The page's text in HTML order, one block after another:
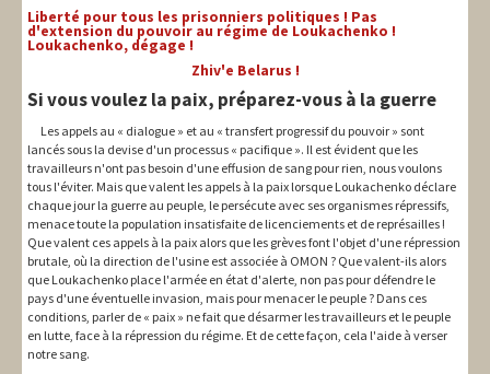
Liberté pour tous les prisonniers politiques ! Pas
d'extension du pouvoir au régime de Loukachenko !
Loukachenko, dégage !
Zhiv'e Belarus !
Si vous voulez la paix, préparez-vous à la guerre
Les appels au « dialogue » et au « transfert progressif du pouvoir » sont
lancés sous la devise d'un processus « pacifique ». Il est évident que les
travailleurs n'ont pas besoin d'une effusion de sang pour rien, nous voulons
tous l'éviter. Mais que valent les appels à la paix lorsque Loukachenko déclare
chaque jour la guerre au peuple, le persécute avec ses organismes répressifs,
menace toute la population insatisfaite de licenciements et de représailles !
Que valent ces appels à la paix alors que les grèves font l'objet d'une répression
brutale, où la direction de l'usine est associée à OMON ? Que valent-ils alors
que Loukachenko place l'armée en état d'alerte, non pas pour défendre le
pays d'une éventuelle invasion, mais pour menacer le peuple ? Dans ces
conditions, parler de « paix » ne fait que désarmer les travailleurs et le peuple
en lutte, face à la répression du régime. Et de cette façon, cela l'aide à verser
notre sang.